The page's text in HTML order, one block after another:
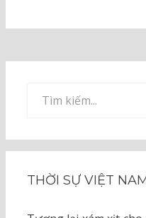
kiếm
THỜI SỰ VIỆT